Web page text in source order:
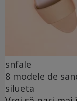
snfale
8 modele de
silueta